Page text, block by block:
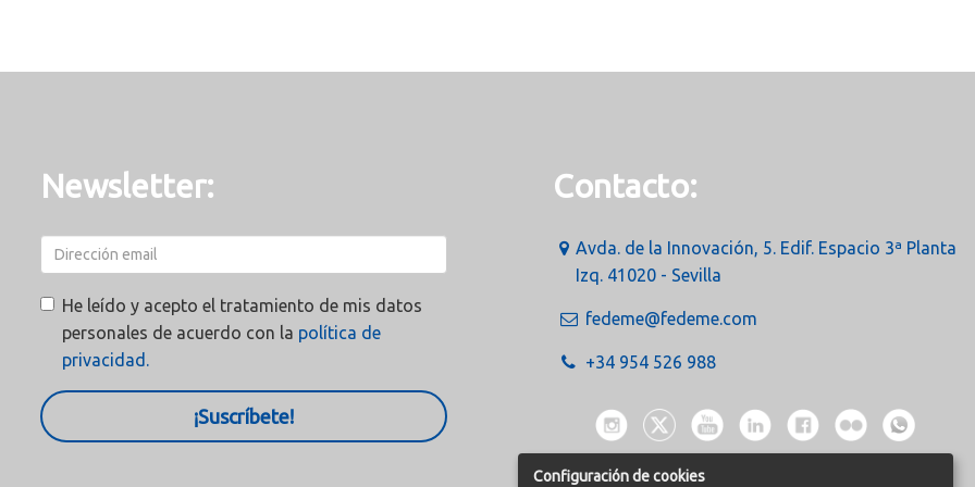
Newsletter:
He leído y acepto el tratamiento de mis datos
personales de acuerdo con la política de
privacidad.
¡Suscríbete!
Contacto:
Avda. de la Innovación, 5. Edif. Espacio 3ª Planta
Izq. 41020 - Sevilla
fedeme@fedeme.com
+34 954 526 988
Configuración de cookies